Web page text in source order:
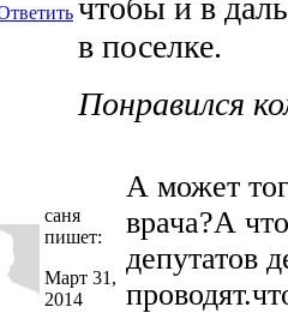
чтобы и в
в поселке.
Понравился
саня
пишет:
Март 31,
2014
А может
врача?А
депутатов